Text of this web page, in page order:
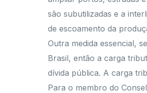
são subutilizadas e a
de escoamento da
Outra medida essencial,
Brasil, então a carga
dívida pública. A carga
Para o membro do